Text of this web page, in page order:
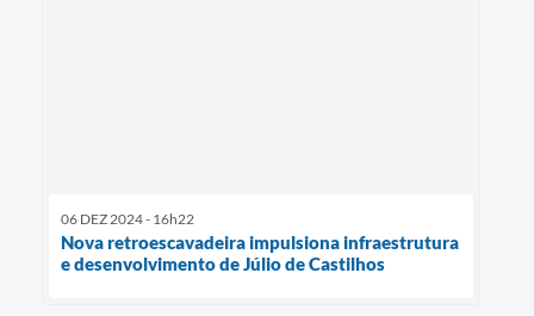
06 DEZ 2024 - 16h22
Nova retroescavadeira impulsiona infraestrutura
e desenvolvimento de Júlio de Castilhos